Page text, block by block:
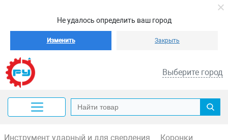
Не удалось определить ваш город
Изменить Закрыть
Выберите город
Инструмент ударный и для сверления
Коронки